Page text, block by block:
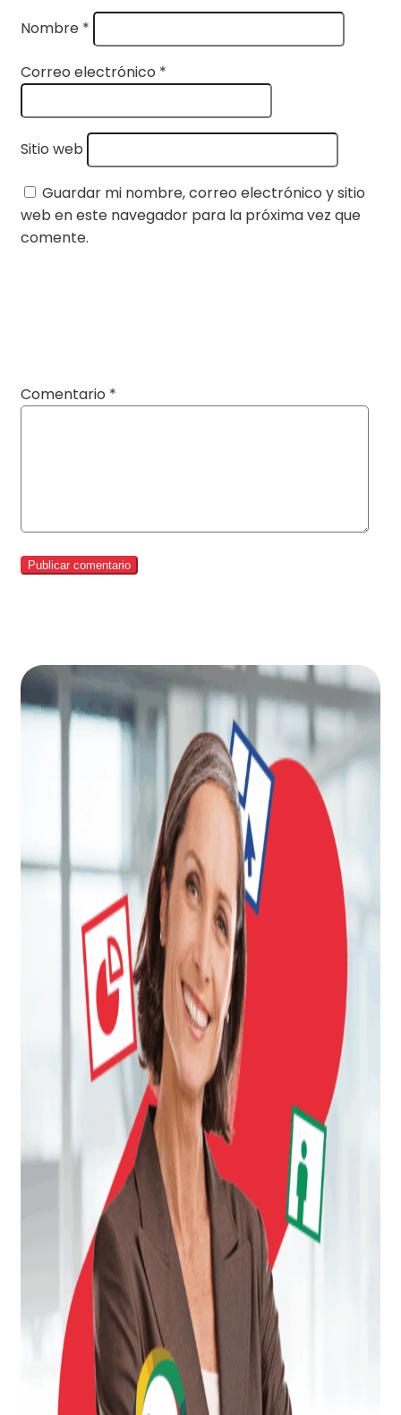
Nombre *
Correo electrónico *
Sitio web
Guardar mi nombre, correo electrónico y sitio
web en este navegador para la próxima vez que
comente.
Comentario *